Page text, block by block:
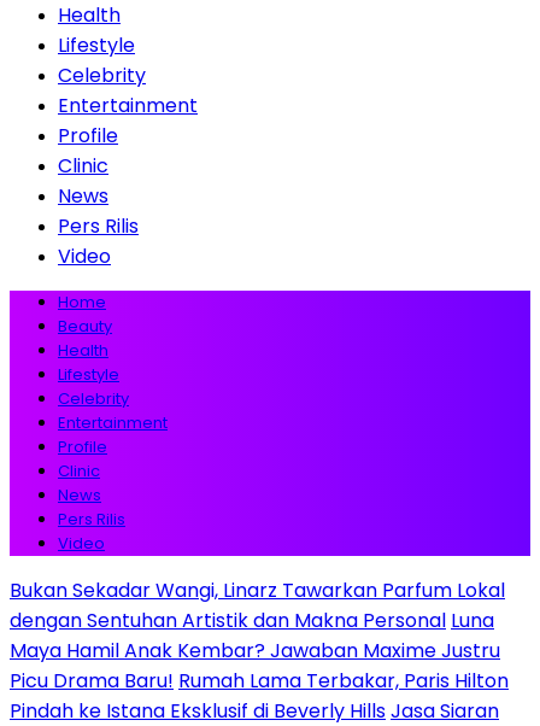
Health
Lifestyle
Celebrity
Entertainment
Profile
Clinic
News
Pers Rilis
Video
Home
Beauty
Health
Lifestyle
Celebrity
Entertainment
Profile
Clinic
News
Pers Rilis
Video
Bukan Sekadar Wangi, Linarz Tawarkan Parfum Lokal
dengan Sentuhan Artistik dan Makna Personal Luna
Maya Hamil Anak Kembar? Jawaban Maxime Justru
Picu Drama Baru! Rumah Lama Terbakar, Paris Hilton
Pindah ke Istana Eksklusif di Beverly HillsJasa Siaran